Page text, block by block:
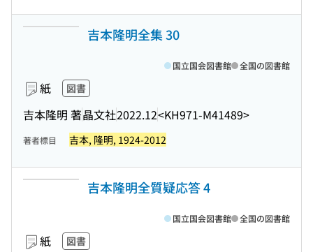
吉本隆明全集 30
紙 図書
吉本隆明 著晶文社2022.12<KH971-M41489>
国立国会図書館 全国の図書館
著者標目 吉本, 隆明, 1924-2012
吉本隆明全質疑応答 4
紙 図書
国立国会図書館 全国の図書館